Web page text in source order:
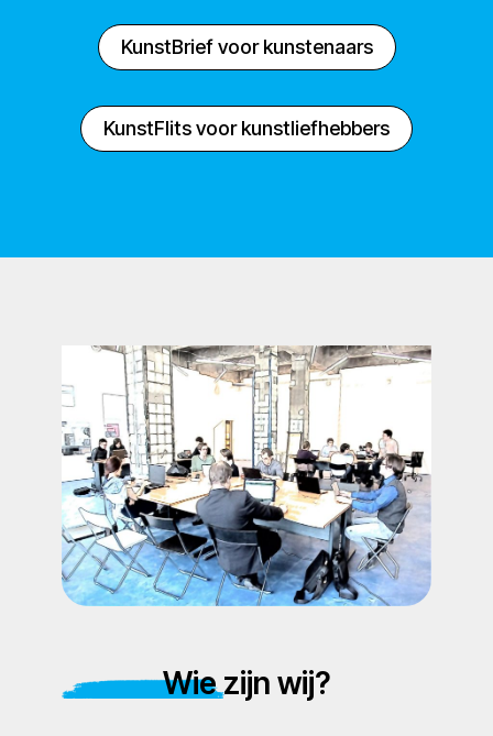
KunstBrief voor kunstenaars
KunstFlits voor kunstliefhebbers
Wie zijn wij?